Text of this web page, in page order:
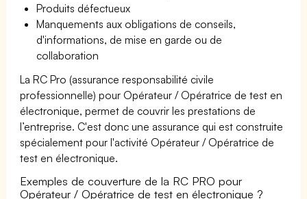
Produits défectueux
Manquements aux obligations de conseils,
d'informations, de mise en garde ou de
collaboration
La RC Pro (assurance responsabilité civile
professionnelle) pour Opérateur / Opératrice de test en
électronique, permet de couvrir les prestations de
l’entreprise. C'est donc une assurance qui est construite
spécialement pour l'activité Opérateur / Opératrice de
test en électronique.
Exemples de couverture de la RC PRO pour
Opérateur / Opératrice de test en électronique ?